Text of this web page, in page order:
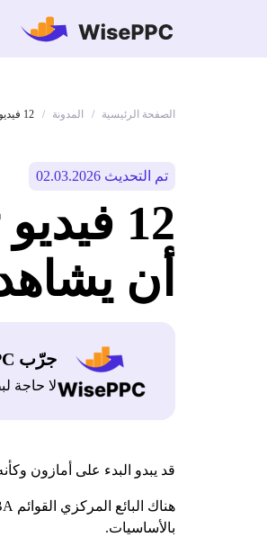
الصفحة الرئيسية / المدونة / 12 فيديو تدريبي يجب على كل بائع جديد في أمازون أن يشاهده
تم التحديث 02.03.2026
12
أن
جرّب WisePPC - أداة تسويق أمازون
لا حاجة
قد يبدو البدء على أمازون
بالأساسيات.